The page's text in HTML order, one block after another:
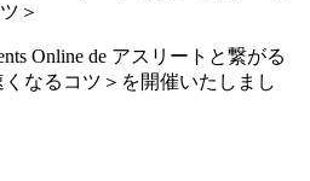
＞
Online de アスリートと繋がる
なるコツ＞を開催いたしまし